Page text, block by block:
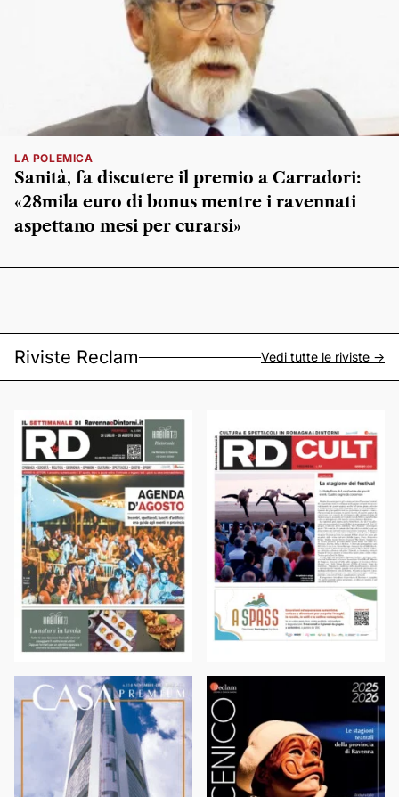
LA POLEMICA
Sanità, fa discutere il premio a Carradori:
«28mila euro di bonus mentre i ravennati
aspettano mesi per curarsi»
Riviste Reclam Vedi tutte le riviste ->